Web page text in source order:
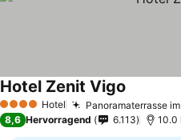
4 Sterne Hotel Panoramaterrasse
Hotel Zenit Vigo
8,6 Hervorragend 6.113 10.0